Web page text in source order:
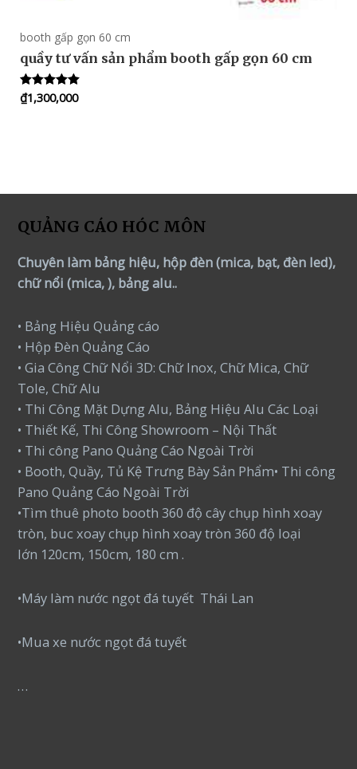
booth gấp gọn 60 cm
quầy tư vấn sản phẩm booth gấp gọn 60 cm
Rated
5.00
₫1,300,000
QUẢNG CÁO HÓC MÔN
Chuyên làm bảng hiệu, hộp đèn (mica, bạt, đèn led),
chữ nổi (mica, ), bảng alu..
• Bảng Hiệu Quảng cáo
• Hộp Đèn Quảng Cáo
• Gia Công Chữ Nổi 3D: Chữ Inox, Chữ Mica, Chữ
Tole, Chữ Alu
• Thi Công Mặt Dựng Alu, Bảng Hiệu Alu Các Loại
• Thiết Kế, Thi Công Showroom – Nội Thất
• Thi công Pano Quảng Cáo Ngoài Trời
• Booth, Quầy, Tủ Kệ Trưng Bày Sản Phẩm• Thi công
Pano Quảng Cáo Ngoài Trời
•Tìm thuê photo booth 360 độ cây chụp hình xoay
tròn, buc xoay chụp hình xoay tròn 360 độ loại
lớn 120cm, 150cm, 180 cm .
•Máy làm nước ngọt đá tuyết Thái Lan
•Mua xe nước ngọt đá tuyết
…